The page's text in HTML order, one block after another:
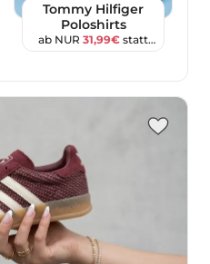
Tommy Hilfiger
Poloshirts
ab NUR 31,99€ statt